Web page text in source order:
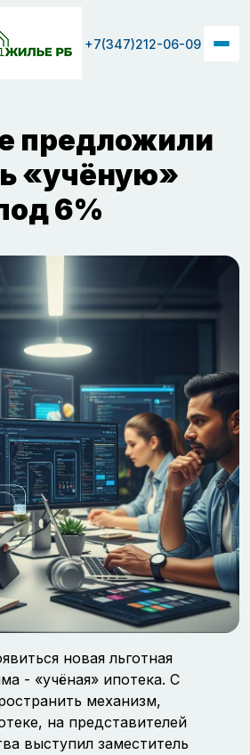
+7(347)212-06-09
предложили
«учёную»
6%
новая льготная
- «учёная» ипотека. С
механизм,
на представителей
выступил заместитель